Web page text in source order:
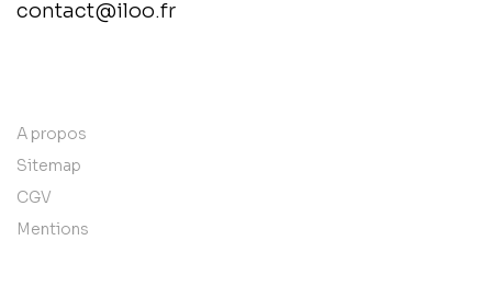
contact@iloo.fr
A propos
Sitemap
CGV
Mentions